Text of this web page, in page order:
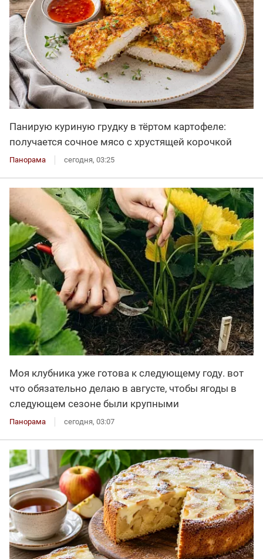
Панирую куриную грудку в тёртом картофеле:
получается сочное мясо с хрустящей корочкой
Панорама сегодня, 03:25
Моя клубника уже готова к следующему году. вот
что обязательно делаю в августе, чтобы ягоды в
следующем сезоне были крупными
Панорама сегодня, 03:07